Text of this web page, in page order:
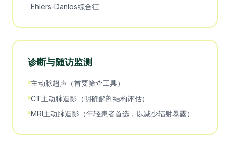
Ehlers-Danlos综合征
诊断与随访监测
主动脉超声（首要筛查工具）
CT主动脉造影（明确解剖结构评估）
MRI主动脉造影（年轻患者首选，以减少辐射暴露）